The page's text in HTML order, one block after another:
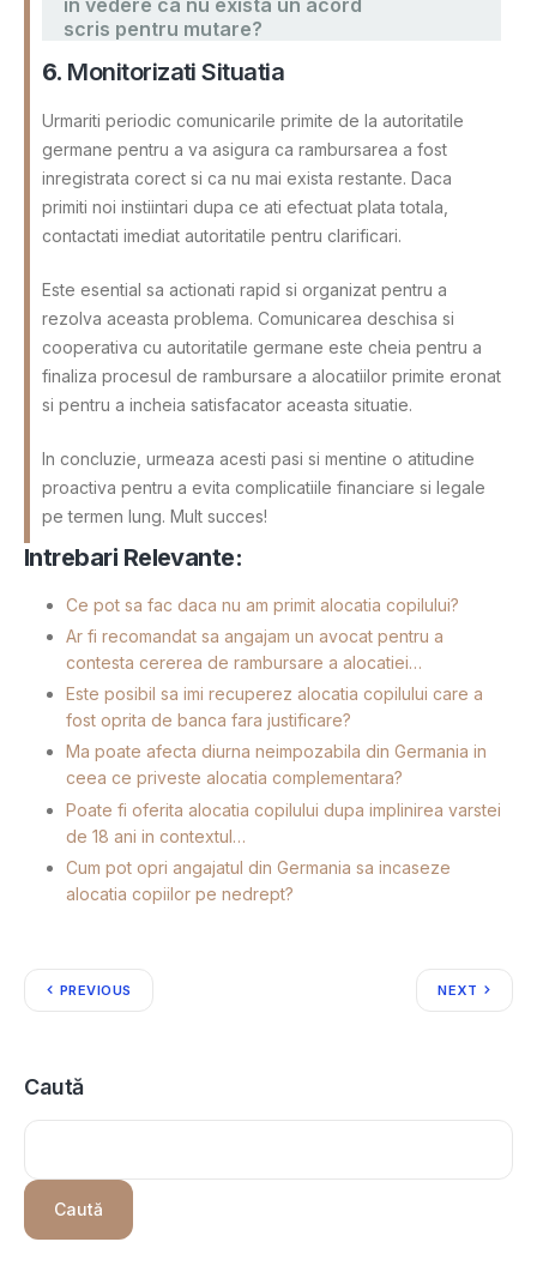
scris pentru mutare?
6. Monitorizati Situatia
Urmariti periodic comunicarile primite de la autoritatile
germane pentru a va asigura ca rambursarea a fost
inregistrata corect si ca nu mai exista restante. Daca
primiti noi instiintari dupa ce ati efectuat plata totala,
contactati imediat autoritatile pentru clarificari.
Este esential sa actionati rapid si organizat pentru a
rezolva aceasta problema. Comunicarea deschisa si
cooperativa cu autoritatile germane este cheia pentru a
finaliza procesul de rambursare a alocatiilor primite eronat
si pentru a incheia satisfacator aceasta situatie.
In concluzie, urmeaza acesti pasi si mentine o atitudine
proactiva pentru a evita complicatiile financiare si legale
pe termen lung. Mult succes!
Intrebari Relevante:
Ce pot sa fac daca nu am primit alocatia copilului?
Ar fi recomandat sa angajam un avocat pentru a
contesta cererea de rambursare a alocatiei…
Este posibil sa imi recuperez alocatia copilului care a
fost oprita de banca fara justificare?
Ma poate afecta diurna neimpozabila din Germania in
ceea ce priveste alocatia complementara?
Poate fi oferita alocatia copilului dupa implinirea varstei
de 18 ani in contextul…
Cum pot opri angajatul din Germania sa incaseze
alocatia copiilor pe nedrept?
PREVIOUS NEXT
Caută
Caută